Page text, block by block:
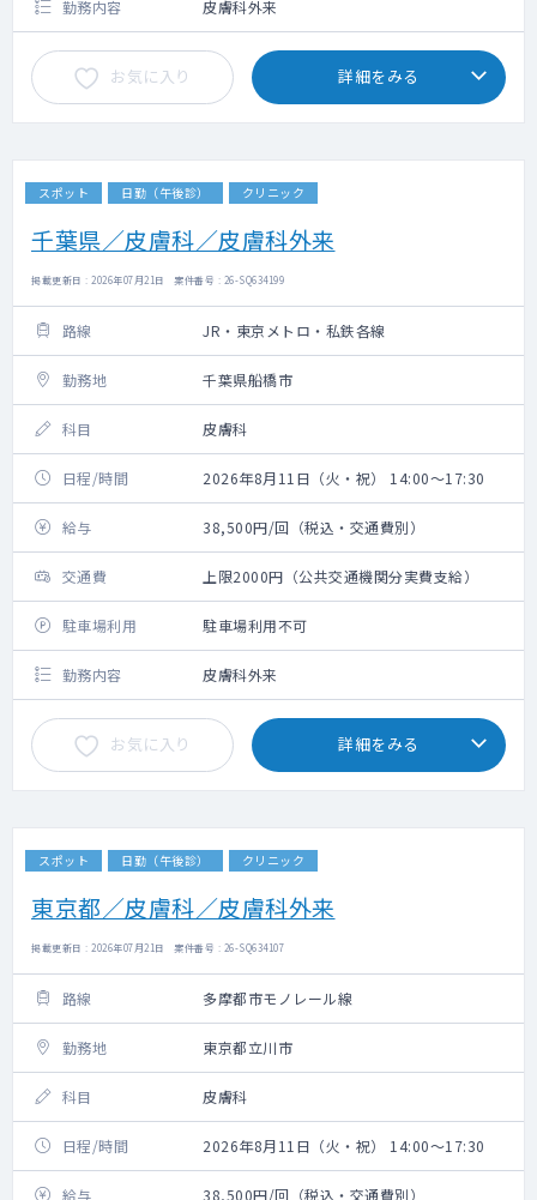
勤務内容 皮膚科外来
お気に入り 詳細をみる
スポット 日勤（午後診） クリニック
千葉県／皮膚科／皮膚科外来
掲載更新日 : 2026年07月21日 案件番号 : 26-SQ634199
路線 JR・東京メトロ・私鉄各線
勤務地 千葉県船橋市
科目 皮膚科
日程/時間 2026年8月11日（火・祝） 14:00～17:30
給与 38,500円/回（税込・交通費別）
交通費 上限2000円（公共交通機関分実費支給）
駐車場利用 駐車場利用不可
勤務内容 皮膚科外来
お気に入り 詳細をみる
スポット 日勤（午後診） クリニック
東京都／皮膚科／皮膚科外来
掲載更新日 : 2026年07月21日 案件番号 : 26-SQ634107
路線 多摩都市モノレール線
勤務地 東京都立川市
科目 皮膚科
日程/時間 2026年8月11日（火・祝） 14:00～17:30
給与 38,500円/回（税込・交通費別）